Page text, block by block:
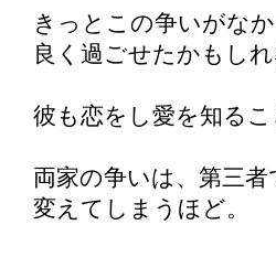
きっとこの争いがな
良く過ごせたかもしれ
彼も恋をし愛を知る
両家の争いは、第三
変えてしまうほど。